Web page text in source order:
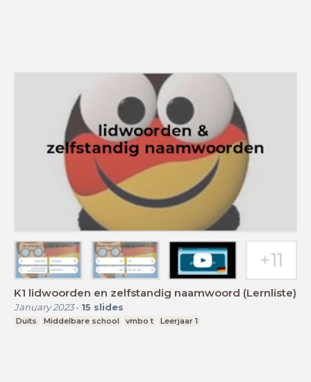
K1 lidwoorden en zelfstandig naamwoord (Lernliste)
January 2023- 15 slides
Duits Middelbare school vmbo t Leerjaar 1